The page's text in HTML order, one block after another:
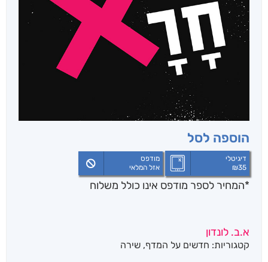
הוספה לסל
דיגיטלי
₪35
מודפס
אזל המלאי
*המחיר לספר מודפס אינו כולל משלוח
א.ב. לונדון
קטגוריות: חדשים על המדף, שירה